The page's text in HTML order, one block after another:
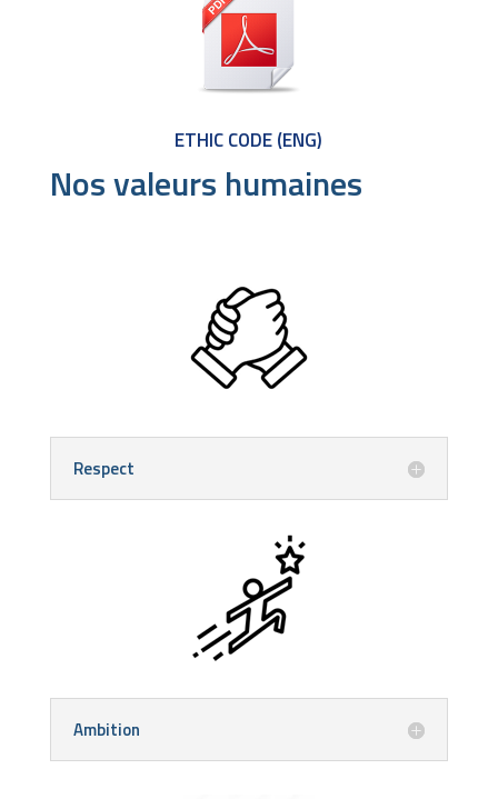
ETHIC CODE (ENG)
Nos valeurs humaines
Respect
Ambition